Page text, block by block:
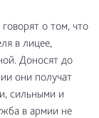
о том, что
в лицее,
Доносят до
они получат
сильными и
в армии не